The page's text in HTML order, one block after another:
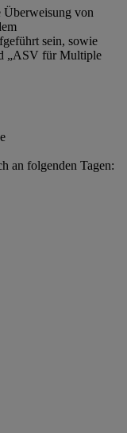
Überweisung von
sein, sowie
„ASV für Multiple
an folgenden Tagen: